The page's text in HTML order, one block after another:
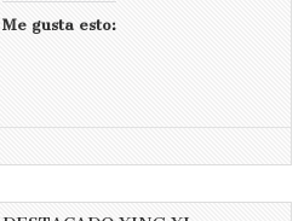
Me gusta esto: